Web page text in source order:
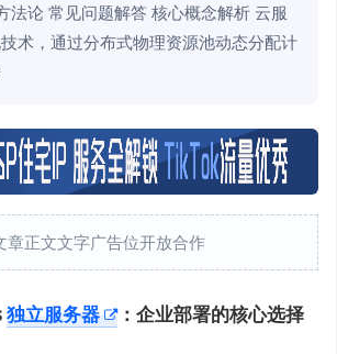
法论 常见问题解答 核心概念解析 云服
术，通过分布式物理资源池动态分配计
章正文文字广告位开放合作
独立服务器
：企业部署的核心选择